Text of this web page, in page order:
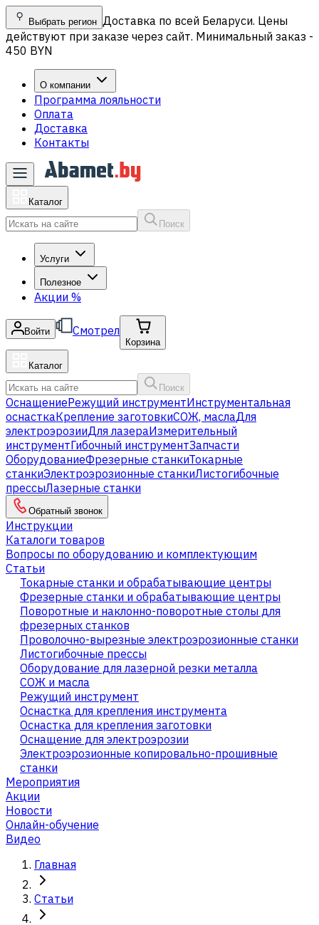
Выбрать регион Доставка по всей Беларуси. Цены
действуют при заказе через сайт. Минимальный заказ -
450 BYN
О компании
Программа лояльности
Оплата
Доставка
Контакты
Каталог
Поиск
Услуги
Полезное
Акции %
Войти Смотрел
Корзина
Каталог
Поиск
ОснащениеРежущий инструментИнструментальная
оснасткаКрепление заготовкиСОЖ, маслаДля
электроэрозииДля лазераИзмерительный
инструментГибочный инструментЗапчасти
ОборудованиеФрезерные станкиТокарные
станкиЭлектроэрозионные станкиЛистогибочные
прессыЛазерные станки
Обратный звонок
Инструкции
Каталоги товаров
Вопросы по оборудованию и комплектующим
Статьи
Токарные станки и обрабатывающие центры
Фрезерные станки и обрабатывающие центры
Поворотные и наклонно-поворотные столы для
фрезерных станков
Проволочно-вырезные электроэрозионные станки
Листогибочные прессы
Оборудование для лазерной резки металла
СОЖ и масла
Режущий инструмент
Оснастка для крепления инструмента
Оснастка для крепления заготовки
Оснащение для электроэрозии
Электроэрозионные копировально-прошивные
станки
Мероприятия
Акции
Новости
Онлайн-обучение
Видео
Главная
Статьи